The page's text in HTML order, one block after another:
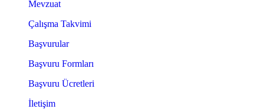
Mevzuat
Çalışma Takvimi
Başvurular
Başvuru Formları
Başvuru Ücretleri
İletişim